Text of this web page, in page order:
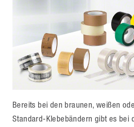
Bereits bei den braunen, weißen
Standard-Klebebändern gibt es bei